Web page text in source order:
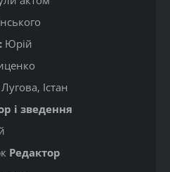
Юрій
Істан
і зведення
Редактор